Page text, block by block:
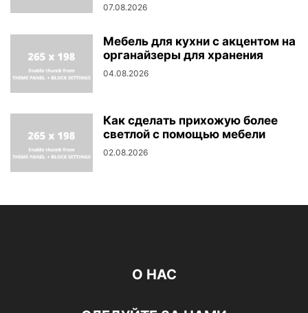
07.08.2026
Мебель для кухни с акцентом на
органайзеры для хранения
04.08.2026
Как сделать прихожую более
светлой с помощью мебели
02.08.2026
О НАС